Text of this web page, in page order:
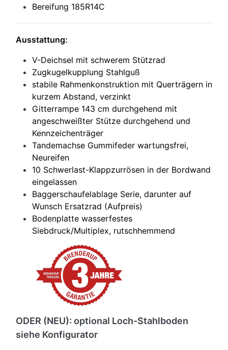
Bereifung 185R14C
Ausstattung:
V-Deichsel mit schwerem Stützrad
Zugkugelkupplung Stahlguß
stabile Rahmenkonstruktion mit Querträgern in
kurzem Abstand, verzinkt
Gitterrampe 143 cm durchgehend mit
angeschweißter Stütze durchgehend und
Kennzeichenträger
Tandemachse Gummifeder wartungsfrei,
Neureifen
10 Schwerlast-Klappzurrösen in der Bordwand
eingelassen
Baggerschaufelablage Serie, darunter auf
Wunsch Ersatzrad (Aufpreis)
Bodenplatte wasserfestes
Siebdruck/Multiplex, rutschhemmend
ODER (NEU): optional Loch-Stahlboden
siehe Konfigurator